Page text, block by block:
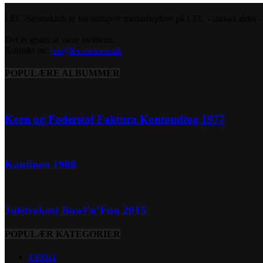
jok@lecseniorer.dk
POPULÆRE ALBUMMER
Korn og Foderstof Faktura Kontoudtog 1977
Kantinen 1988
Julefrokost Bowl’n’Fun 2015
POPULÆR KATEGORIER
198841